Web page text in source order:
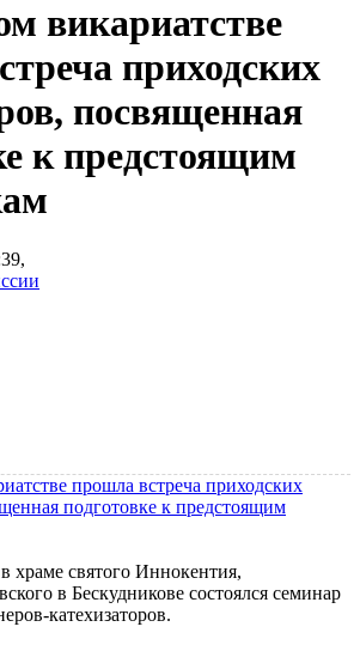
викариатстве
приходских
посвященная
к предстоящим
храме святого Иннокентия,
в Бескудникове состоялся семинар
катехизаторов.